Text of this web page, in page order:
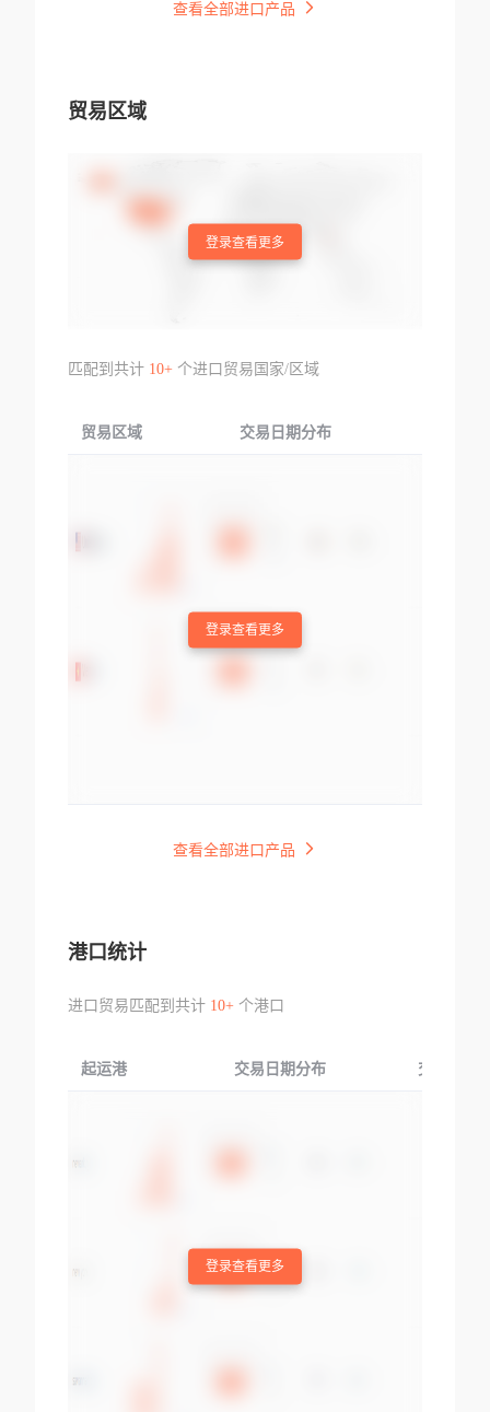
查看全部进口产品
贸易区域
登录查看更多
匹配到共计 10+个进口贸易国家/区域
贸易区域 交易日期分布
登录查看更多
查看全部进口产品
港口统计
进口贸易匹配到共计 10+个港口
起运港 交易日期分布 交易产品
登录查看更多